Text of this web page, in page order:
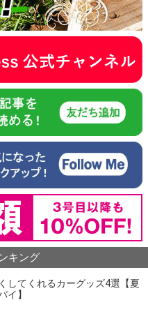
キング
してくれるカーグッズ4選【夏
イ】